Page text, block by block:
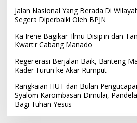
Jalan Nasional Yang Berada Di
Segera Diperbaiki Oleh BPJN
Ka Irene Bagikan Ilmu Disiplin dan
Kwartir Cabang Manado
Regenerasi Berjalan Baik, Banteng
Kader Turun ke Akar Rumput
Rangkaian HUT dan Bulan
Syalom Karombasan Dimulai,
Bagi Tuhan Yesus